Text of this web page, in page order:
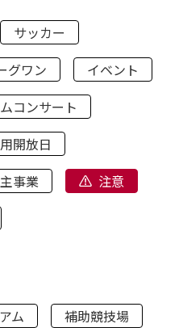
サッカー
グワン
イベント
コンサート
開放日
事業
注意
ム
補助競技場